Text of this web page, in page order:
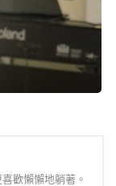
歡懶懶地躺著。